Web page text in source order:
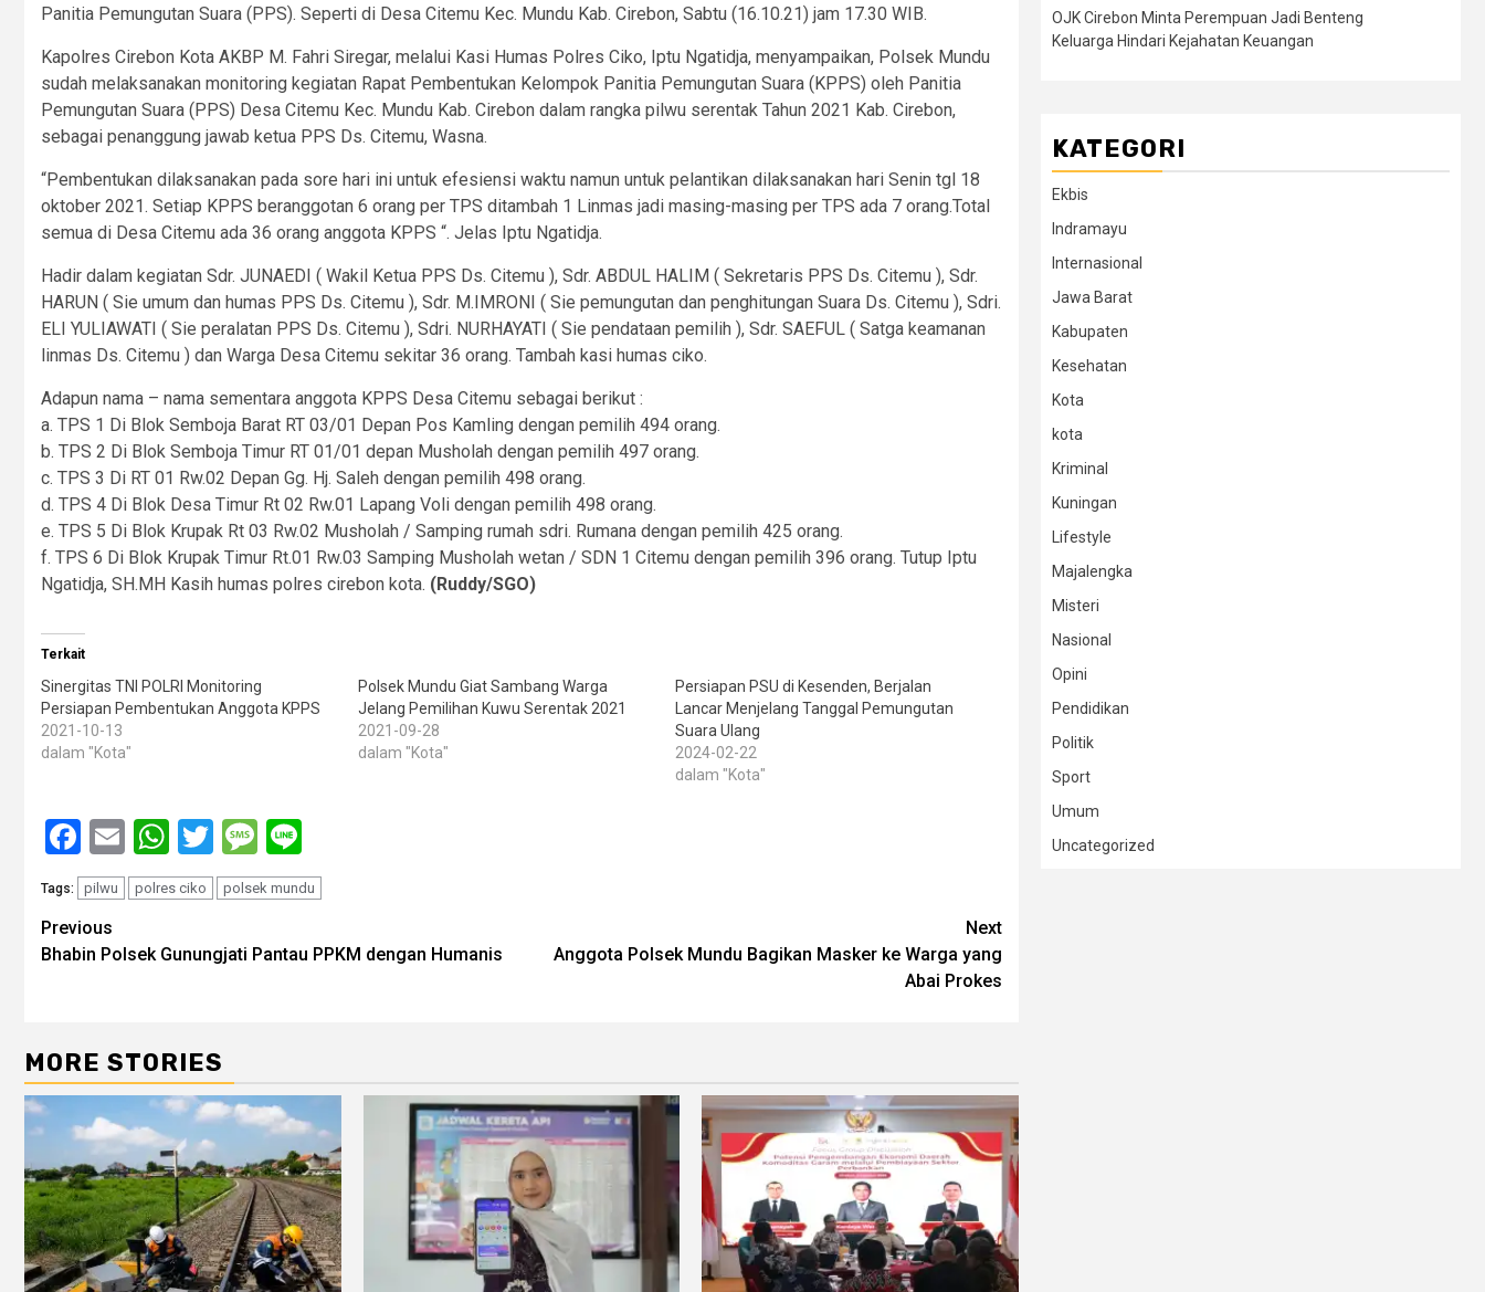
Panitia Pemungutan Suara (PPS). Seperti di Desa Citemu Kec. Mundu Kab. Cirebon, Sabtu (16.10.21) jam 17.30 WIB.
Kapolres Cirebon Kota AKBP M. Fahri Siregar, melalui Kasi Humas Polres Ciko, Iptu Ngatidja, menyampaikan, Polsek Mundu
sudah melaksanakan monitoring kegiatan Rapat Pembentukan Kelompok Panitia Pemungutan Suara (KPPS) oleh Panitia
Pemungutan Suara (PPS) Desa Citemu Kec. Mundu Kab. Cirebon dalam rangka pilwu serentak Tahun 2021 Kab. Cirebon,
sebagai penanggung jawab ketua PPS Ds. Citemu, Wasna.
“Pembentukan dilaksanakan pada sore hari ini untuk efesiensi waktu namun untuk pelantikan dilaksanakan hari Senin tgl 18
oktober 2021. Setiap KPPS beranggotan 6 orang per TPS ditambah 1 Linmas jadi masing-masing per TPS ada 7 orang.Total
semua di Desa Citemu ada 36 orang anggota KPPS “. Jelas Iptu Ngatidja.
Hadir dalam kegiatan Sdr. JUNAEDI ( Wakil Ketua PPS Ds. Citemu ), Sdr. ABDUL HALIM ( Sekretaris PPS Ds. Citemu ), Sdr.
HARUN ( Sie umum dan humas PPS Ds. Citemu ), Sdr. M.IMRONI ( Sie pemungutan dan penghitungan Suara Ds. Citemu ), Sdri.
ELI YULIAWATI ( Sie peralatan PPS Ds. Citemu ), Sdri. NURHAYATI ( Sie pendataan pemilih ), Sdr. SAEFUL ( Satga keamanan
linmas Ds. Citemu ) dan Warga Desa Citemu sekitar 36 orang. Tambah kasi humas ciko.
Adapun nama – nama sementara anggota KPPS Desa Citemu sebagai berikut :
a. TPS 1 Di Blok Semboja Barat RT 03/01 Depan Pos Kamling dengan pemilih 494 orang.
b. TPS 2 Di Blok Semboja Timur RT 01/01 depan Musholah dengan pemilih 497 orang.
c. TPS 3 Di RT 01 Rw.02 Depan Gg. Hj. Saleh dengan pemilih 498 orang.
d. TPS 4 Di Blok Desa Timur Rt 02 Rw.01 Lapang Voli dengan pemilih 498 orang.
e. TPS 5 Di Blok Krupak Rt 03 Rw.02 Musholah / Samping rumah sdri. Rumana dengan pemilih 425 orang.
f. TPS 6 Di Blok Krupak Timur Rt.01 Rw.03 Samping Musholah wetan / SDN 1 Citemu dengan pemilih 396 orang. Tutup Iptu
Ngatidja, SH.MH Kasih humas polres cirebon kota. (Ruddy/SGO)
Terkait
Sinergitas TNI POLRI Monitoring
Persiapan Pembentukan Anggota KPPS
2021-10-13
dalam "Kota"
Polsek Mundu Giat Sambang Warga
Jelang Pemilihan Kuwu Serentak 2021
2021-09-28
dalam "Kota"
Persiapan PSU di Kesenden, Berjalan
Lancar Menjelang Tanggal Pemungutan
Suara Ulang
2024-02-22
dalam "Kota"
Facebook
EmailWhatsApp
TwitterMessage
Tags: pilwu polres ciko polsek mundu
Post
navigation
Previous
Bhabin Polsek Gunungjati Pantau PPKM dengan Humanis
Next
Anggota Polsek Mundu Bagikan Masker ke Warga yang
Abai Prokes
MORE STORIES
OJK Cirebon Minta Perempuan Jadi Benteng
Keluarga Hindari Kejahatan Keuangan
KATEGORI
Ekbis
Indramayu
Internasional
Jawa Barat
Kabupaten
Kesehatan
Kota
kota
Kriminal
Kuningan
Lifestyle
Majalengka
Misteri
Nasional
Opini
Pendidikan
Politik
Sport
Umum
Uncategorized